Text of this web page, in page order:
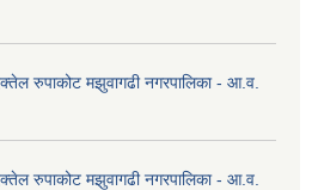
रुपाकोट मझुवागढी नगरपालिका - आ.व.
रुपाकोट मझुवागढी नगरपालिका - आ.व.